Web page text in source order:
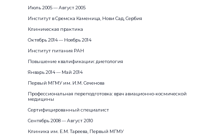
Июль 2005 — Август 2005
Институт в Сремска Каменица, Нови Сад, Сербия
Клиническая практика
Октябрь 2014 — Ноябрь 2014
Институт питания РАН
Повышение квалификации: диетология
Январь 2014 — Май 2014
Первый МГМУ им. И.М. Сеченова
Профессиональная переподготовка: врач авиационно-космической
медицины
Сертифицированный специалист
Сентябрь 2008 — Август 2010
Клиника им. Е.М. Тареева, Первый МГМУ